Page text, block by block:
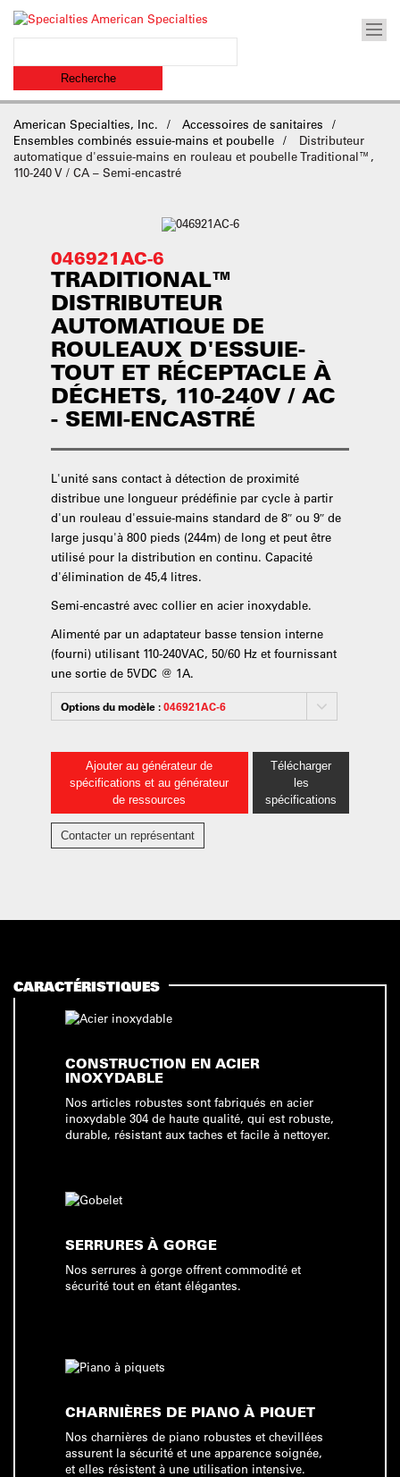
American Specialties, Inc.
Accessoires de sanitaires
Ensembles combinés essuie-mains et poubelle
Distributeur
automatique d'essuie-mains en rouleau et poubelle Traditional™,
110-240 V / CA – Semi-encastré
046921AC-6
TRADITIONAL™
DISTRIBUTEUR
AUTOMATIQUE DE
ROULEAUX D'ESSUIE-
TOUT ET RÉCEPTACLE À
DÉCHETS, 110-240V / AC
- SEMI-ENCASTRÉ
L'unité sans contact à détection de proximité
distribue une longueur prédéfinie par cycle à partir
d'un rouleau d'essuie-mains standard de 8″ ou 9″ de
large jusqu'à 800 pieds (244m) de long et peut être
utilisé pour la distribution en continu. Capacité
d'élimination de 45,4 litres.
Semi-encastré avec collier en acier inoxydable.
Alimenté par un adaptateur basse tension interne
(fourni) utilisant 110-240VAC, 50/60 Hz et fournissant
une sortie de 5VDC @ 1A.
Options du modèle :046921AC-6
Ajouter au générateur de
spécifications et au générateur
de ressources
Télécharger
les
spécifications
Contacter un représentant
CARACTÉRISTIQUES
CONSTRUCTION EN ACIER
INOXYDABLE
Nos articles robustes sont fabriqués en acier
inoxydable 304 de haute qualité, qui est robuste,
durable, résistant aux taches et facile à nettoyer.
SERRURES À GORGE
Nos serrures à gorge offrent commodité et
sécurité tout en étant élégantes.
CHARNIÈRES DE PIANO À PIQUET
Nos charnières de piano robustes et chevillées
assurent la sécurité et une apparence soignée,
et elles résistent à une utilisation intensive.